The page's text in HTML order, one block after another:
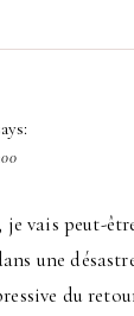
vais peut-
une
du